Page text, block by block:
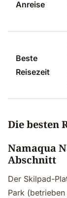
Anreise
Beste
Reisezeit
Die besten
Namaqua
Abschnitt
Der Skilpad-
Park